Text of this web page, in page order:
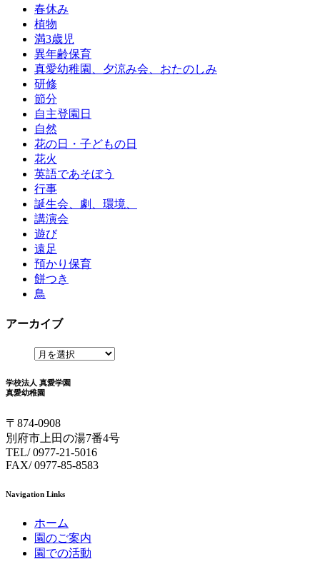
春休み
植物
満3歳児
異年齢保育
真愛幼稚園、夕涼み会、おたのしみ
研修
節分
自主登園日
自然
花の日・子どもの日
花火
英語であそぼう
行事
誕生会、劇、環境、
講演会
遊び
遠足
預かり保育
餅つき
鳥
アーカイブ
学校法人 真愛学園
真愛幼稚園
〒874-0908
別府市上田の湯7番4号
TEL/ 0977-21-5016
FAX/ 0977-85-8583
Navigation Links
ホーム
園のご案内
園での活動